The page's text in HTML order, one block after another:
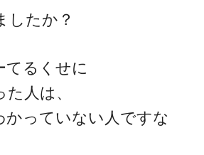
したか？
てるくせに
人は、
かっていない人ですな